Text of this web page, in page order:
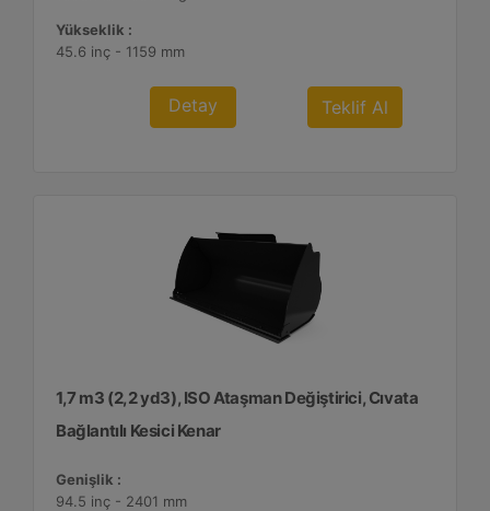
Yükseklik :
45.6 inç - 1159 mm
Detay Teklif Al
1,7 m3 (2,2 yd3), ISO Ataşman Değiştirici, Cıvata
Bağlantılı Kesici Kenar
Genişlik :
94.5 inç - 2401 mm